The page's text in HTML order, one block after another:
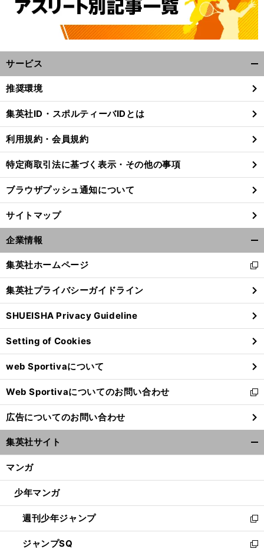
サービス
閉
る
推奨環境
集英社ID・スポルティーバIDとは
利用規約・会員規約
特定商取引法に基づく表示・その他の事項
ブラウザプッシュ通知について
サイトマップ
企業情報
閉
る
集英社ホームページ
新
し
い
ウ
ィ
ン
ド
ウ
で
開
く
集英社プライバシーガイドライン
SHUEISHA Privacy Guideline
Setting of Cookies
web Sportivaについて
Web Sportivaについてのお問い合わせ
新
し
い
ウ
ィ
ン
ウ
開
く
広告についてのお問い合わせ
集英社サイト
マンガ
少年マンガ
週刊少年ジャンプ
新
し
い
ジャンプSQ
新